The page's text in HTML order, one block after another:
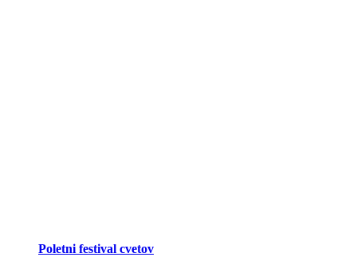
Poletni festival cvetov